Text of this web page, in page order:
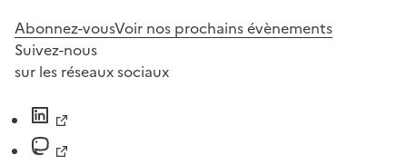
Abonnez-vousVoir nos prochains évènements
Suivez-nous
sur les réseaux sociaux